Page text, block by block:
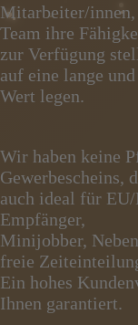
Mitarbeiter/
Team ihre
zur Verfügung
auf eine lange
Wert legen.
Wir haben keine
Gewerbescheins,
auch ideal für
Empfänger,
Minijobber,
freie
Ein hohes
Ihnen garantiert.